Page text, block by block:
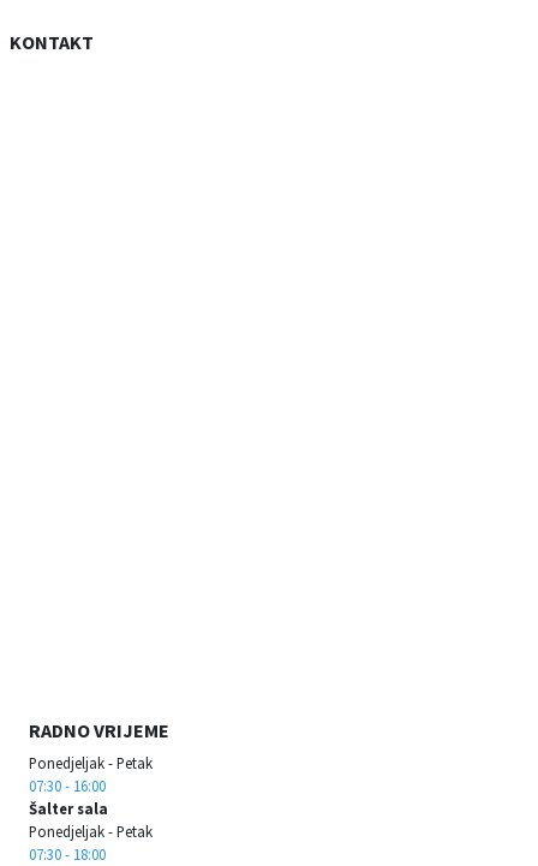
KONTAKT
RADNO VRIJEME
Ponedjeljak - Petak
07:30 - 16:00
Šalter sala
Ponedjeljak - Petak
07:30 - 18:00